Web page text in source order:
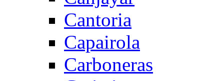
Cantoria
Capairola
Carboneras